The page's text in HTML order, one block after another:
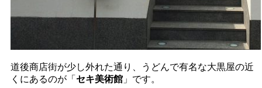
道後商店街が少し外れた通り、うどんで有名な大黒屋の近
くにあるのが「 セキ美術館 」です。